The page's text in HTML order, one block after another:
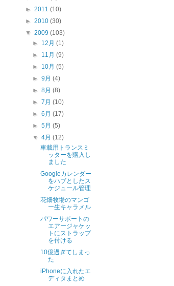
► 2011 (10)
► 2010 (30)
▼ 2009 (103)
► 12月(1)
► 11月(9)
► 10月(5)
►9月(4)
►8月(8)
►7月(10)
►6月(17)
►5月(5)
▼4月(12)
車載用トランスミ
ッターを購入し
ました
Googleカレンダー
をハブとしたス
ケジュール管理
花畑牧場のマンゴ
ー生キャラメル
パワーサポートの
エアージャケッ
トにストラップ
を付ける
10億過ぎてしまっ
た
iPhoneに入れたエ
ディタまとめ